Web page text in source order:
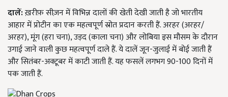
दालें:ख़रीफ़ सीज़न में विभिन्न दालों की खेती देखी जाती है जो भारतीय
आहार में प्रोटीन का एक महत्वपूर्ण स्रोत प्रदान करती हैं. अरहर (अरहर/
अरहर), मूंग (हरा चना), उड़द (काला चना) और लोबिया इस मौसम के दौरान
उगाई जाने वाली कुछ महत्वपूर्ण दाले हैं. ये दालें जून-जुलाई में बोई जाती हैं
और सितंबर-अक्टूबर में काटी जाती हैं. यह फसलें लगभग 90-100 दिनों में
पक जाती हैं.